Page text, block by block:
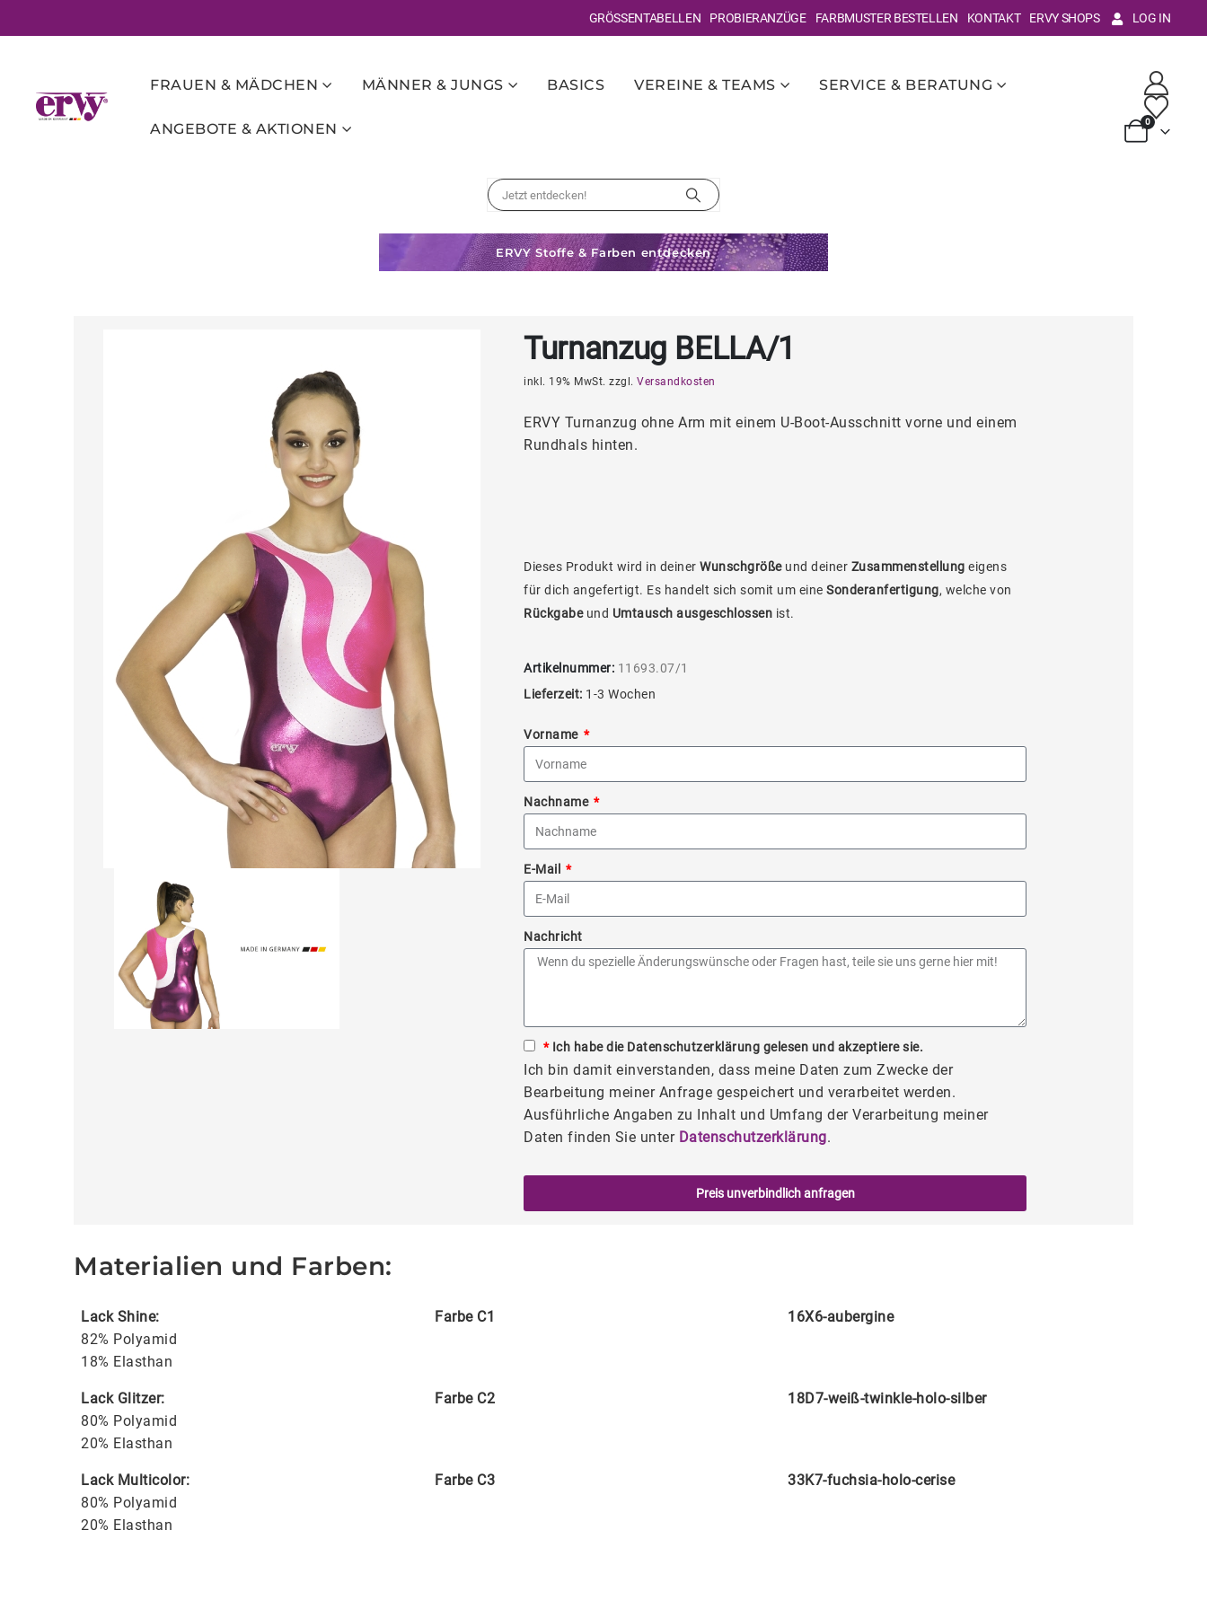
GRÖSSENTABELLEN PROBIERANZÜGE FARBMUSTER BESTELLEN KONTAKT ERVY SHOPS LOG IN
FRAUEN & MÄDCHEN MÄNNER & JUNGS BASICS VEREINE & TEAMS SERVICE & BERATUNG
ANGEBOTE & AKTIONEN 0
ERVY Stoffe & Farben entdecken
Turnanzug BELLA/1
inkl. 19% MwSt. zzgl. Versandkosten
ERVY Turnanzug ohne Arm mit einem U-Boot-Ausschnitt vorne und einem
Rundhals hinten.
Dieses Produkt wird in deiner Wunschgrößeund deiner Zusammenstellung eigens
für dich angefertigt. Es handelt sich somit um eine Sonderanfertigung, welche von
Rückgabeund Umtausch ausgeschlossen ist.
Artikelnummer: 11693.07/1
Lieferzeit: 1-3 Wochen
Vorname
Nachname
E-Mail
Nachricht
*Ich habe die Datenschutzerklärung gelesen und akzeptiere sie.
Ich bin damit einverstanden, dass meine Daten zum Zwecke der
Bearbeitung meiner Anfrage gespeichert und verarbeitet werden.
Ausführliche Angaben zu Inhalt und Umfang der Verarbeitung meiner
Daten finden Sie unter Datenschutzerklärung.
Preis unverbindlich anfragen
Materialien und Farben:
Lack Shine:
82% Polyamid
18% Elasthan
Farbe C1 16X6-aubergine
Lack Glitzer:
80% Polyamid
20% Elasthan
Farbe C2 18D7-weiß-twinkle-holo-silber
Lack Multicolor:
80% Polyamid
20% Elasthan
Farbe C3 33K7-fuchsia-holo-cerise